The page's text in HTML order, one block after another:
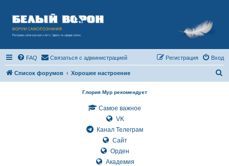
FAQ Связаться с администрацией Вход
Регистрация
Список форумов Хорошее настроение
Глория Мур рекомендует
Самое важное
VK
Канал Телеграм
Сайт
Орден
Академия